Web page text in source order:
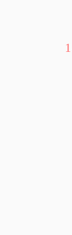
1